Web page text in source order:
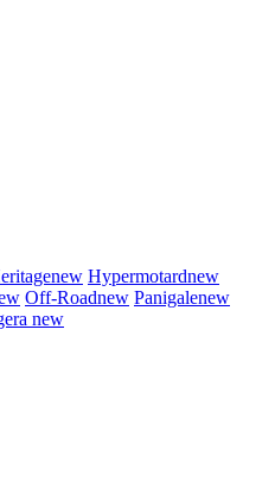
new Hypermotardnew
Off-Roadnew Panigalenew
new